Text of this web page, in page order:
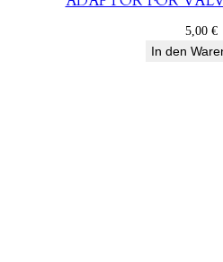
5,00 €
In den